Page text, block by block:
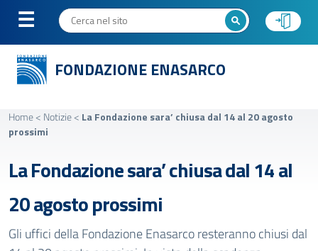
FONDAZIONE ENASARCO
Home< Notizie< La Fondazione sara’ chiusa dal 14 al 20 agosto
prossimi
La Fondazione sara’ chiusa dal 14 al
20 agosto prossimi
Gli uffici della Fondazione Enasarco resteranno chiusi dal